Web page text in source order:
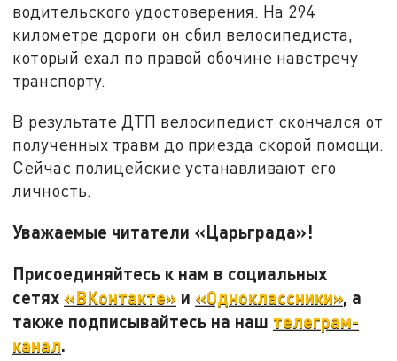
водительского удостоверения. На 294
километре дороги он сбил велосипедиста,
который ехал по правой обочине навстречу
транспорту.
В результате ДТП велосипедист скончался от
полученных травм до приезда скорой помощи.
Сейчас полицейские устанавливают его
личность.
Уважаемые читатели «Царьграда»!
Присоединяйтесь к нам в социальных
сетях «ВКонтакте» и «Одноклассники», а
также подписывайтесь на наш телеграм-
канал.